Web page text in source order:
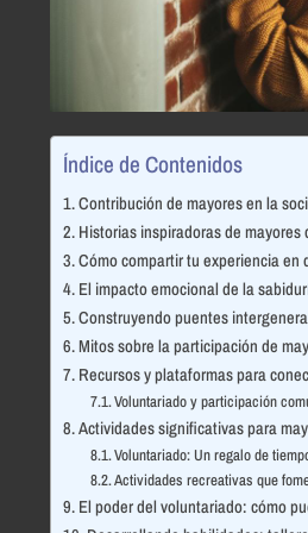
Índice de Contenidos
Contribución de mayores en la
Historias inspiradoras de
Cómo compartir tu experiencia en
El impacto emocional de la
Construyendo puentes
Mitos sobre la participación de
Recursos y plataformas para
Voluntariado y participación
Actividades significativas para
Voluntariado: Un regalo de
Actividades recreativas que
El poder del voluntariado: cómo